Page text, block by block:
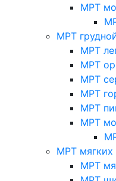
МРТ
МРТ
МРТ
МРТ
МРТ
МРТ
МРТ
МРТ
МРТ мягких
МРТ